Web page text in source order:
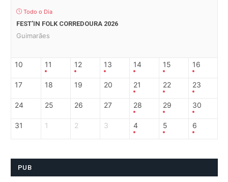
Todo o Dia
FEST’IN FOLK CORREDOURA 2026
Guimarães
10 11 12 13 14 15 16
17 18 19 20 21 22 23
24 25 26 27 28 29 30
31 1 2 3 4 5 6
PUB